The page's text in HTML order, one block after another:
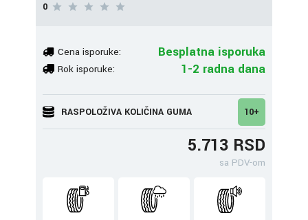
0
Cena isporuke: Besplatna isporuka
Rok isporuke: 1-2 radna dana
RASPOLOŽIVA KOLIČINA GUMA 10+
5.713 RSD
sa PDV-om